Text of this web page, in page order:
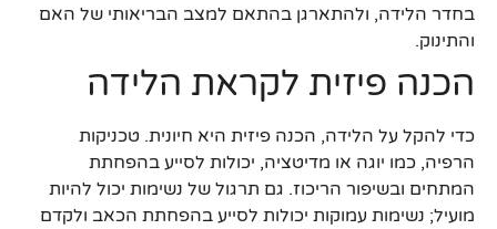
בחדר הלידה, ולהתארגן בהתאם למצב הבריאותי של האם
והתינוק.
הכנה פיזית לקראת הלידה
כדי להקל על הלידה, הכנה פיזית היא חיונית. טכניקות
הרפיה, כמו יוגה או מדיטציה, יכולות לסייע בהפחתת
המתחים ובשיפור הריכוז. גם תרגול של נשימות יכול להיות
מועיל; נשימות עמוקות יכולות לסייע בהפחתת הכאב ולקדם